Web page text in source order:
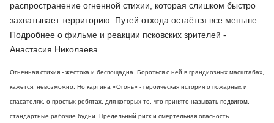
распространение огненной стихии, которая слишком быстро
захватывает территорию. Путей отхода остаётся все меньше.
Подробнее о фильме и реакции псковских зрителей -
Анастасия Николаева.
Огненная стихия - жестока и беспощадна. Бороться с ней в грандиозных масштабах,
кажется, невозможно. Но картина «Огонь» - героическая история о пожарных и
спасателях, о простых ребятах, для которых то, что принято называть подвигом, -
стандартные рабочие будни. Предельный риск и смертельная опасность.